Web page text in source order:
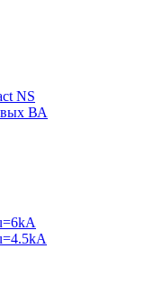
NS
ВА